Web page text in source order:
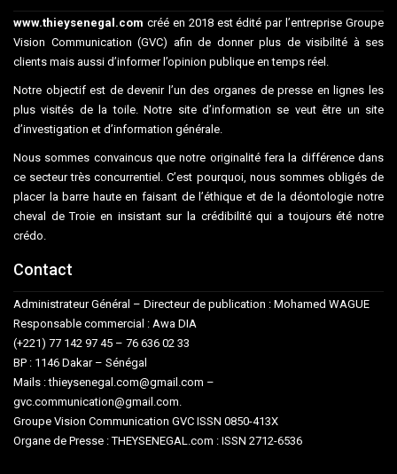
www.thieysenegal.com créé en 2018 est édité par l’entreprise Groupe
Vision Communication (GVC) afin de donner plus de visibilité à ses
clients mais aussi d’informer l’opinion publique en temps réel.
Notre objectif est de devenir l’un des organes de presse en lignes les
plus visités de la toile. Notre site d’information se veut être un site
d’investigation et d’information générale.
Nous sommes convaincus que notre originalité fera la différence dans
ce secteur très concurrentiel. C’est pourquoi, nous sommes obligés de
placer la barre haute en faisant de l’éthique et de la déontologie notre
cheval de Troie en insistant sur la crédibilité qui a toujours été notre
crédo.
Contact
Administrateur Général – Directeur de publication : Mohamed WAGUE
Responsable commercial : Awa DIA
(+221) 77 142 97 45 – 76 636 02 33
BP : 1146 Dakar – Sénégal
Mails : thieysenegal.com@gmail.com –
gvc.communication@gmail.com.
Groupe Vision Communication GVC ISSN 0850-413X
Organe de Presse : THEYSENEGAL.com : ISSN 2712-6536